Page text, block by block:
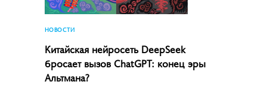
НОВОСТИ
Китайская нейросеть DeepSeek
бросает вызов ChatGPT: конец эры
Альтмана?